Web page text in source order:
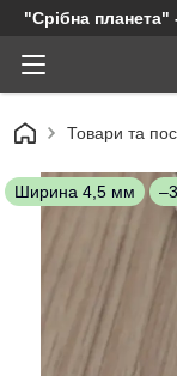
"Срібна планета"
Товари та
Ширина 4,5 мм